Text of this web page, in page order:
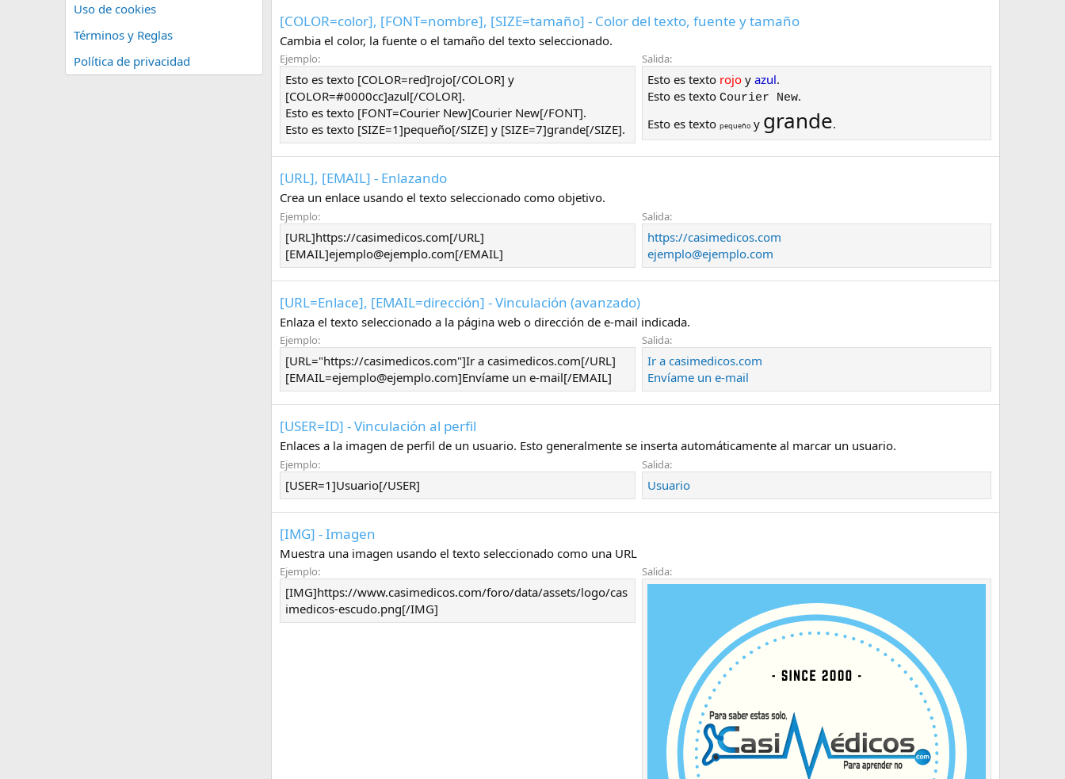
Uso de cookies
Términos y Reglas
Política de privacidad
[COLOR=color], [FONT=nombre], [SIZE=tamaño] - Color del texto, fuente y tamaño
Cambia el color, la fuente o el tamaño del texto seleccionado.
Ejemplo:
Esto es texto [COLOR=red]rojo[/COLOR] y
[COLOR=#0000cc]azul[/COLOR].
Esto es texto [FONT=Courier New]Courier New[/FONT].
Esto es texto [SIZE=1]pequeño[/SIZE] y [SIZE=7]grande[/SIZE].
Salida:
Esto es texto rojo y azul.
Esto es texto Courier New.
Esto es texto pequeño y grande.
[URL], [EMAIL] - Enlazando
Crea un enlace usando el texto seleccionado como objetivo.
Ejemplo:
[URL]https://casimedicos.com[/URL]
[EMAIL]ejemplo@ejemplo.com[/EMAIL]
Salida:
https://casimedicos.com
ejemplo@ejemplo.com
[URL=Enlace], [EMAIL=dirección] - Vinculación (avanzado)
Enlaza el texto seleccionado a la página web o dirección de e-mail indicada.
Ejemplo:
[URL="https://casimedicos.com"]Ir a casimedicos.com[/URL]
[EMAIL=ejemplo@ejemplo.com]Envíame un e-mail[/EMAIL]
Salida:
Ir a casimedicos.com
Envíame un e-mail
[USER=ID] - Vinculación al perfil
Enlaces a la imagen de perfil de un usuario. Esto generalmente se inserta automáticamente al marcar un usuario.
Ejemplo:
[USER=1]Usuario[/USER]
Salida:
Usuario
[IMG] - Imagen
Muestra una imagen usando el texto seleccionado como una URL
Ejemplo:
[IMG]https://www.casimedicos.com/foro/data/assets/logo/cas
imedicos-escudo.png[/IMG]
Salida: